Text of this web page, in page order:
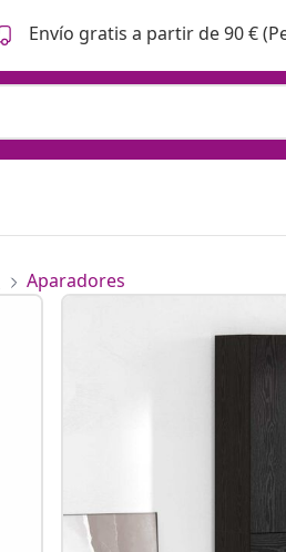
Envío gratis a partir de 90 €
Aparadores